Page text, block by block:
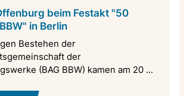
beim Festakt "50
in Berlin
Bestehen der
der
(BAG BBW) kamen am 20 ...